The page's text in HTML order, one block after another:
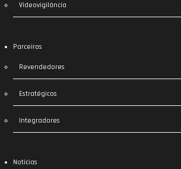
Videovigilância
Parceiros
Revendedores
Estratégicos
Integradores
Notícias